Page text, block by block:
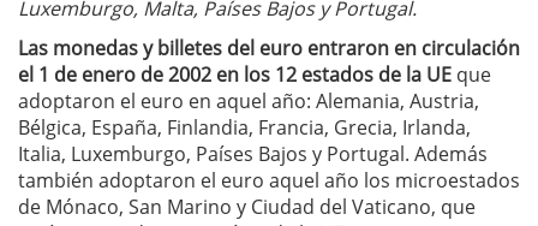
Luxemburgo, Malta, Países Bajos y Portugal.
Las monedas y billetes del euro entraron en circulación
el 1 de enero de 2002 en los 12 estados de la UE que
adoptaron el euro en aquel año: Alemania, Austria,
Bélgica, España, Finlandia, Francia, Grecia, Irlanda,
Italia, Luxemburgo, Países Bajos y Portugal. Además
también adoptaron el euro aquel año los microestados
de Mónaco, San Marino y Ciudad del Vaticano, que